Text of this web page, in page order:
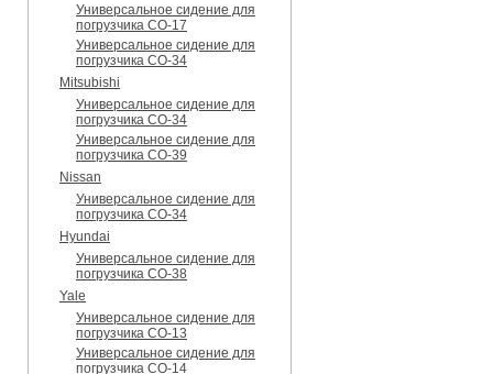
Универсальное сидение для
погрузчика CO-17
Универсальное сидение для
погрузчика CO-34
Mitsubishi
Универсальное сидение для
погрузчика CO-34
Универсальное сидение для
погрузчика CO-39
Nissan
Универсальное сидение для
погрузчика CO-34
Hyundai
Универсальное сидение для
погрузчика CO-38
Yale
Универсальное сидение для
погрузчика CO-13
Универсальное сидение для
погрузчика CO-14